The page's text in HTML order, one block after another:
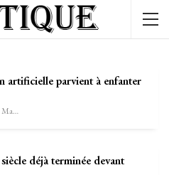
artificielle parvient à enfanter
Sébastien-Étienne Marechal
déjà terminée devant